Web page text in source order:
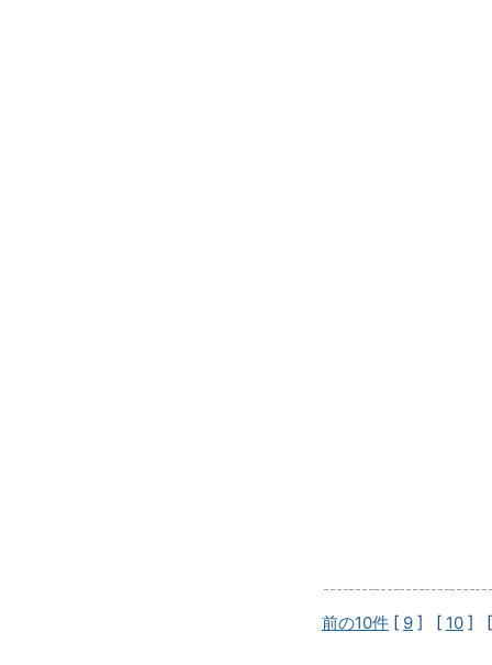
前の10件 [ 9 ] [ 10 ]